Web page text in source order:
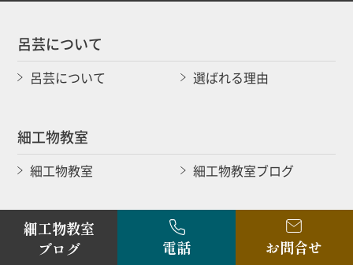
細工物教室
ブログ
電話 お問合せ
呂芸について
呂芸について 選ばれる理由
細工物教室
細工物教室 細工物教室ブログ
古布・骨董品買取